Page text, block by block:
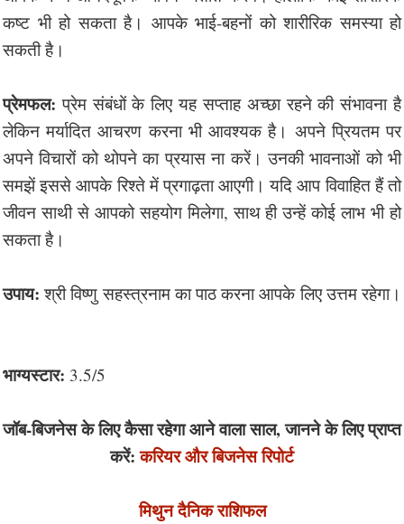
कष्ट भी हो सकता है। आपके भाई-बहनों को शारीरिक समस्या हो
सकती है।
प्रेमफल: प्रेम संबंधों के लिए यह सप्ताह अच्छा रहने की संभावना है
लेकिन मर्यादित आचरण करना भी आवश्यक है। अपने प्रियतम पर
अपने विचारों को थोपने का प्रयास ना करें। उनकी भावनाओं को भी
समझें इससे आपके रिश्ते में प्रगाढ़ता आएगी। यदि आप विवाहित हैं तो
जीवन साथी से आपको सहयोग मिलेगा, साथ ही उन्हें कोई लाभ भी हो
सकता है।
उपाय: श्री विष्णु सहस्त्रनाम का पाठ करना आपके लिए उत्तम रहेगा।
भाग्यस्टार: 3.5/5
जॉब-बिजनेस के लिए कैसा रहेगा आने वाला साल, जानने के लिए प्राप्त
करें:करियर और बिजनेस रिपोर्ट
मिथुन दैनिक राशिफल